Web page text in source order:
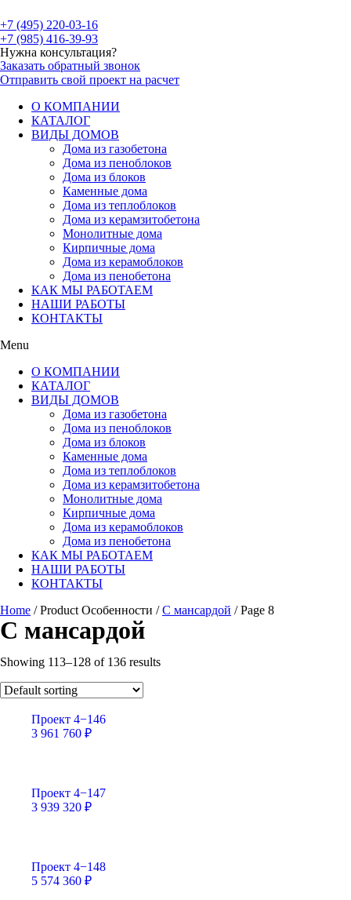
+7 (495) 220-03-16
+7 (985) 416-39-93
Нужна консультация?
Заказать обратный звонок
Отправить свой проект на расчет
О КОМПАНИИ
КАТАЛОГ
ВИДЫ ДОМОВ
Дома из газобетона
Дома из пеноблоков
Дома из блоков
Каменные дома
Дома из теплоблоков
Дома из керамзитобетона
Монолитные дома
Кирпичные дома
Дома из керамоблоков
Дома из пенобетона
КАК МЫ РАБОТАЕМ
НАШИ РАБОТЫ
КОНТАКТЫ
Menu
О КОМПАНИИ
КАТАЛОГ
ВИДЫ ДОМОВ
Дома из газобетона
Дома из пеноблоков
Дома из блоков
Каменные дома
Дома из теплоблоков
Дома из керамзитобетона
Монолитные дома
Кирпичные дома
Дома из керамоблоков
Дома из пенобетона
КАК МЫ РАБОТАЕМ
НАШИ РАБОТЫ
КОНТАКТЫ
Home / Product Особенности /С мансардой / Page 8
С мансардой
Showing 113–128 of 136 results
Проект 4−146
3 961 760 ₽
Проект 4−147
3 939 320 ₽
Проект 4−148
5 574 360 ₽